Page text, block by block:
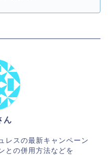
ん
レスの最新キャンペーン
との併用方法などを